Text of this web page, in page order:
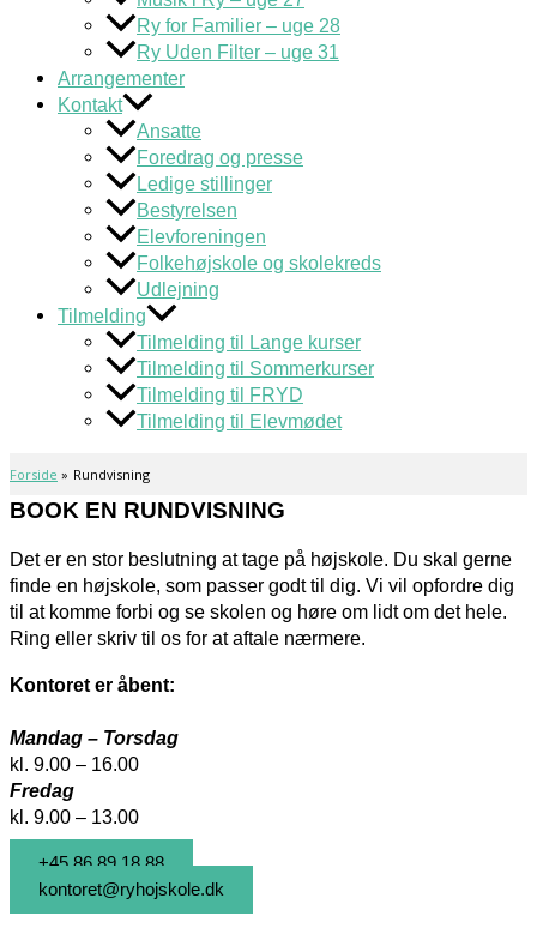
Ry for Familier – uge 28
Ry Uden Filter – uge 31
Arrangementer
Kontakt
Ansatte
Foredrag og presse
Ledige stillinger
Bestyrelsen
Elevforeningen
Folkehøjskole og skolekreds
Udlejning
Tilmelding
Tilmelding til Lange kurser
Tilmelding til Sommerkurser
Tilmelding til FRYD
Tilmelding til Elevmødet
Forside Rundvisning
BOOK EN RUNDVISNING
Det er en stor beslutning at tage på højskole. Du skal gerne
finde en højskole, som passer godt til dig. Vi vil opfordre dig
til at komme forbi og se skolen og høre om lidt om det hele.
Ring eller skriv til os for at aftale nærmere.
Kontoret er åbent:
Mandag – Torsdag
kl. 9.00 – 16.00
Fredag
kl. 9.00 – 13.00
+45 86 89 18 88
kontoret@ryhojskole.dk